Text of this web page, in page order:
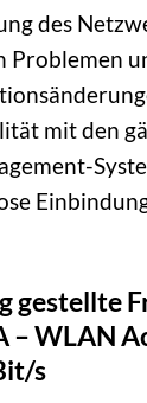
des
Problemen
mit den
gestellte
– WLAN
s